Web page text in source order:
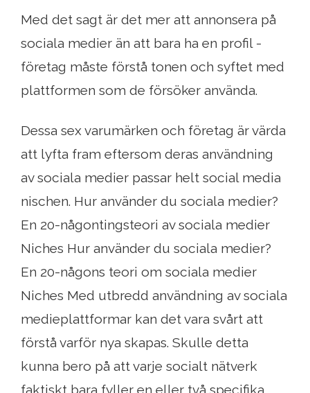
Med det sagt är det mer att annonsera på
sociala medier än att bara ha en profil -
företag måste förstå tonen och syftet med
plattformen som de försöker använda.
Dessa sex varumärken och företag är värda
att lyfta fram eftersom deras användning
av sociala medier passar helt social media
nischen. Hur använder du sociala medier?
En 20-någontingsteori av sociala medier
Niches Hur använder du sociala medier?
En 20-någons teori om sociala medier
Niches Med utbredd användning av sociala
medieplattformar kan det vara svårt att
förstå varför nya skapas. Skulle detta
kunna bero på att varje socialt nätverk
faktiskt bara fyller en eller två specifika